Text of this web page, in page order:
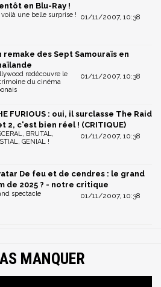
en Blu-Ray !
01/11/2007, 10:38
voilà une belle surprise !
remake des Sept Samouraïs en
01/11/2007, 10:38
redécouvre le
du cinéma
FURIOUS : oui, il surclasse The Raid
2, c'est bien réel ! (CRITIQUE)
01/11/2007, 10:38
BRUTAL,
GENIAL !
De feu et de cendres : le grand
de 2025 ? - notre critique
01/11/2007, 10:38
spectacle
MANQUER